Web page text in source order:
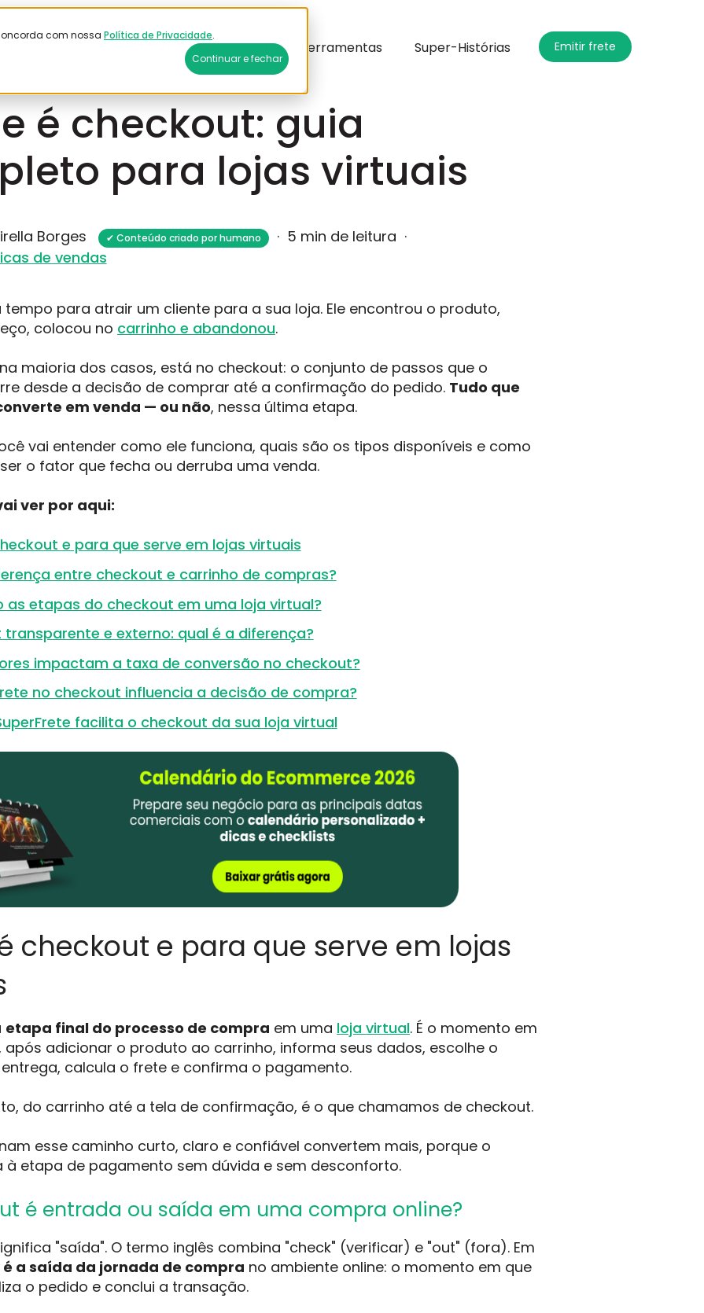
com nossa Política de Privacidade.
Continuar e fechar
Sobre a Plataforma Ferramentas Super-Histórias Emitir frete
é checkout: guia
para lojas virtuais
Borges ✔ Conteúdo criado por humano · 5 min de leitura ·
de vendas
tempo para atrair um cliente para a sua loja. Ele encontrou o produto,
colocou no carrinho e abandonou.
maioria dos casos, está no checkout: o conjunto de passos que o
desde a decisão de comprar até a confirmação do pedido. Tudo que
em venda — ou não, nessa última etapa.
vai entender como ele funciona, quais são os tipos disponíveis e como
o fator que fecha ou derruba uma venda.
ver por aqui:
e para que serve em lojas virtuais
entre checkout e carrinho de compras?
as etapas do checkout em uma loja virtual?
transparente e externo: qual é a diferença?
impactam a taxa de conversão no checkout?
no checkout influencia a decisão de compra?
facilita o checkout da sua loja virtual
checkout e para que serve em lojas
etapa final do processo de compra em uma loja virtual. É o momento em
após adicionar o produto ao carrinho, informa seus dados, escolhe o
calcula o frete e confirma o pagamento.
do carrinho até a tela de confirmação, é o que chamamos de checkout.
esse caminho curto, claro e confiável convertem mais, porque o
à etapa de pagamento sem dúvida e sem desconforto.
é entrada ou saída em uma compra online?
"saída". O termo inglês combina "check" (verificar) e "out" (fora). Em
é a saída da jornada de compra no ambiente online: o momento em que
o pedido e conclui a transação.